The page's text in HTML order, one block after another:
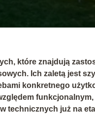
które znajdują
Ich zaletą jest
konkretnego
funkcjonalnym,
technicznych już na